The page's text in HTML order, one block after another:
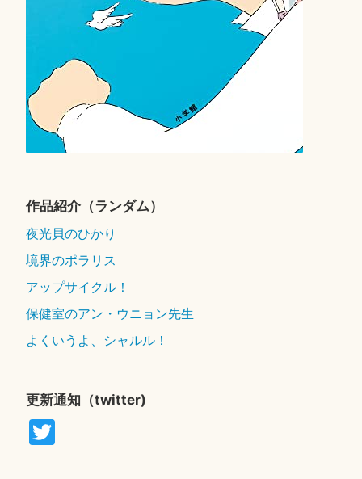
作品紹介（ランダム）
夜光貝のひかり
境界のポラリス
アップサイクル！
保健室のアン・ウニョン先生
よくいうよ、シャルル！
更新通知（twitter)
T